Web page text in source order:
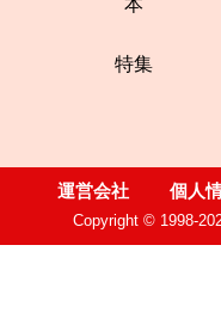
本
特集
運営会社 個人
Copyright © 1998-